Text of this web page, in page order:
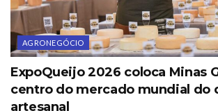
AGRONEGÓCIO
ExpoQueijo 2026 coloca Minas
centro do mercado mundial do
artesanal